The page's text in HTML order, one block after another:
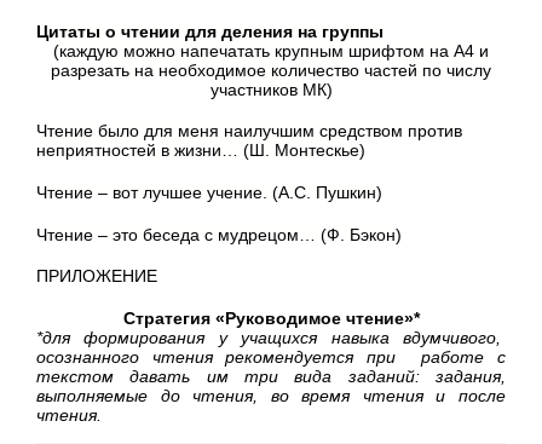
Цитаты о чтении для деления на группы
(каждую можно напечатать крупным шрифтом на А4 и
разрезать на необходимое количество частей по числу
участников МК)
Чтение было для меня наилучшим средством против
неприятностей в жизни… (Ш. Монтескье)
Чтение – вот лучшее учение. (А.С. Пушкин)
Чтение – это беседа с мудрецом … (Ф. Бэкон)
ПРИЛОЖЕНИЕ
Стратегия «Руководимое чтение»*
*для формирования у учащихся навыка вдумчивого,
осознанного чтения рекомендуется при работе с
текстом давать им три вида заданий: задания,
выполняемые до чтения, во время чтения и после
чтения.